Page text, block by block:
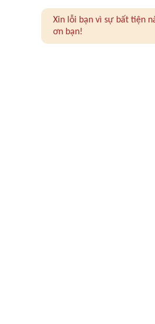
Xin lỗi bạn vì sự bất tiện
ơn bạn!